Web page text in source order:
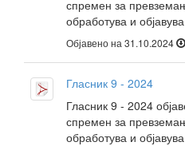
спремен за
обработува и
Објавено на 31.10.2024
Гласник 9 - 2024
Гласник 9 - 2024
спремен за
обработува и